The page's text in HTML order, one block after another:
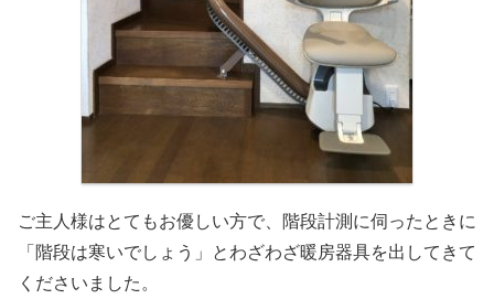
ご主人様はとてもお優しい方で、階段計測に伺ったときに
「階段は寒いでしょう」とわざわざ暖房器具を出してきて
くださいました。